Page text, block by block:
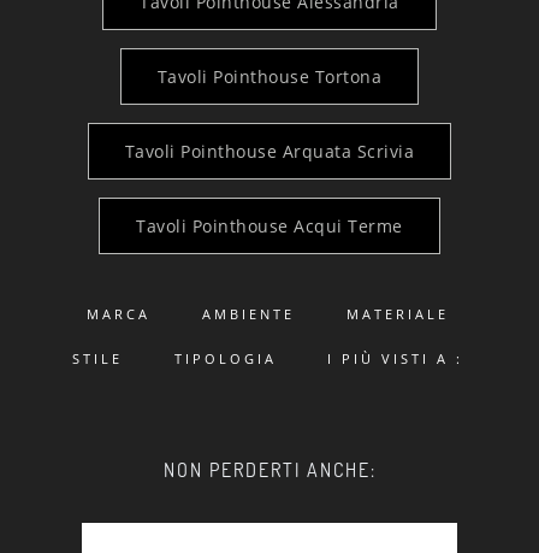
Tavoli Pointhouse Tortona
Tavoli Pointhouse Arquata Scrivia
Tavoli Pointhouse Acqui Terme
MARCA AMBIENTE MATERIALE
STILE TIPOLOGIA I PIÙ VISTI A :
NON PERDERTI ANCHE: